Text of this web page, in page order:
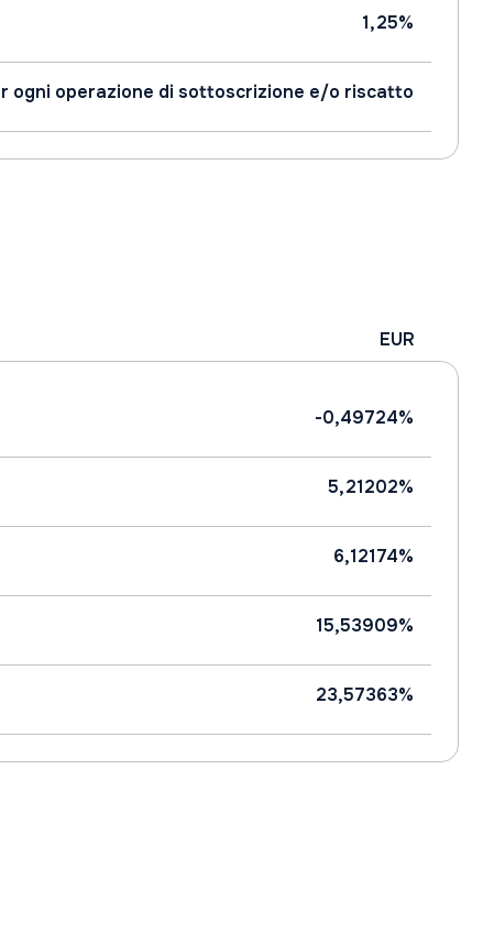
1,25%
ogni operazione di sottoscrizione e/o riscatto
EUR
-0,49724%
5,21202%
6,12174%
15,53909%
23,57363%